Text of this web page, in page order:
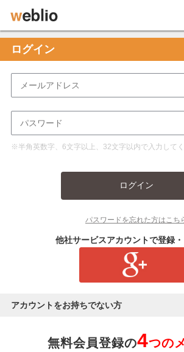
ログイン
※半角英数字、6文字以上、32文字以内で入力して
ログイン
パスワードを忘れた方はこち
他社サービスアカウントで登録
アカウントをお持ちでない方
無料会員登録の4つの